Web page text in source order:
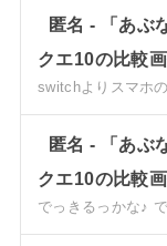
匿名-
「あ
クエ10の比較
switchよりスマホ
匿名-
「あ
クエ10の比較
でっきるっかな♪